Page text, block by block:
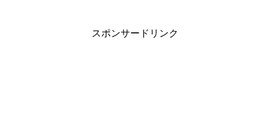
スポンサードリンク